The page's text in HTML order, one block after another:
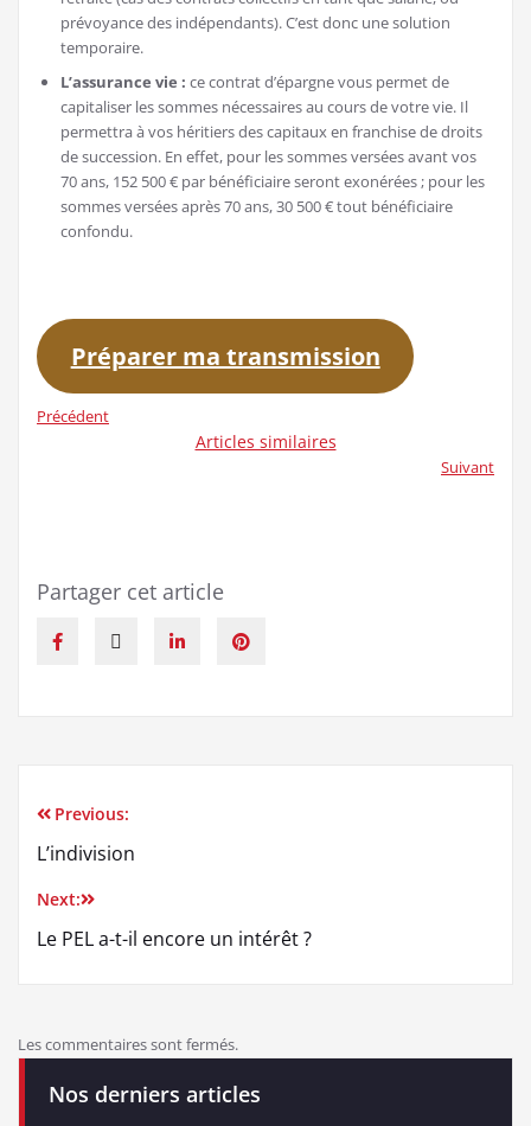
prévoyance des indépendants). C’est donc une solution
temporaire.
L’assurance vie : ce contrat d’épargne vous permet de
capitaliser les sommes nécessaires au cours de votre vie. Il
permettra à vos héritiers des capitaux en franchise de droits
de succession. En effet, pour les sommes versées avant vos
70 ans, 152 500 € par bénéficiaire seront exonérées ; pour les
sommes versées après 70 ans, 30 500 € tout bénéficiaire
confondu.
Préparer ma transmission
Précédent
Articles similaires
Suivant
Partager cet article
Previous:
L’indivision
Next:
Le PEL a-t-il encore un intérêt ?
Les commentaires sont fermés.
Nos derniers articles